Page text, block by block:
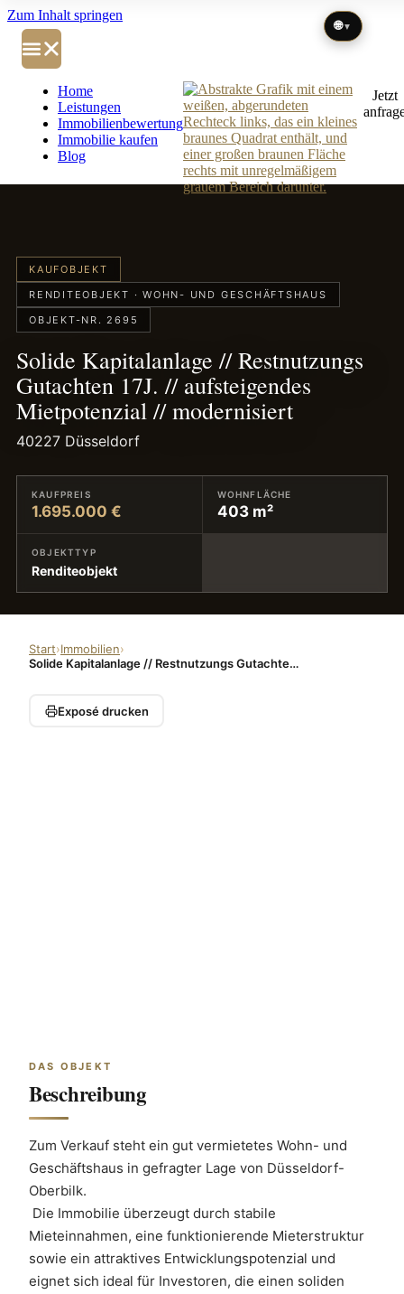
🌐▼
Zum Inhalt springen
Home
Leistungen
Immobilienbewertung
Immobilie kaufen
Blog
Jetzt
KAUFOBJEKT
RENDITEOBJEKT · WOHN- UND GESCHÄFTSHAUS
OBJEKT-NR. 2695
Solide Kapitalanlage // Restnutzungs
Gutachten 17J. // aufsteigendes
Mietpotenzial // modernisiert
40227 Düsseldorf
KAUFPREIS
1.695.000 €
WOHNFLÄCHE
403 m²
OBJEKTTYP
Renditeobjekt
Start›Immobilien›
Solide Kapitalanlage // Restnutzungs Gutachten 17J. // aufsteigendes Mietpotenzial // modernisiert
Exposé drucken
DAS OBJEKT
Beschreibung
Zum Verkauf steht ein gut vermietetes Wohn- und
Geschäftshaus in gefragter Lage von Düsseldorf-
Oberbilk.
Mieteinnahmen, eine funktionierende Mieterstruktur
sowie ein attraktives Entwicklungspotenzial und
eignet sich ideal für Investoren, die einen soliden